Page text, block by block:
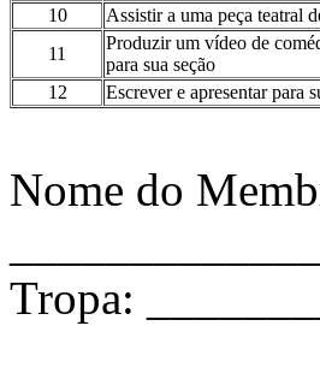
10
Assistir a uma peça teatral
11
Produzir um vídeo de
para sua seção
12
Escrever e apresentar para
Nome do
Tropa: